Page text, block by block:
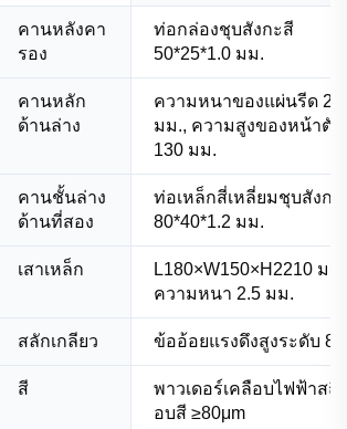
คานหลังคา
รอง
ท่อกล่องชุบสังกะสี
50*25*1.0 มม.
คานหลัก
ด้านล่าง
ความหนาของแผ่นรีด
มม., ความสูงของหน้าตัด
130 มม.
คานชั้นล่าง
ด้านที่สอง
ท่อเหล็กสี่เหลี่ยมชุบสังกะ
80*40*1.2 มม.
เสาเหล็ก
L180×W150×H2210 มม
ความหนา 2.5 มม.
สลักเกลียว ข้ออ้อยแรงดึงสูงระดับ
สี
พาวเดอร์เคลือบไฟฟ้าสถิ
อบสี ≥80μm